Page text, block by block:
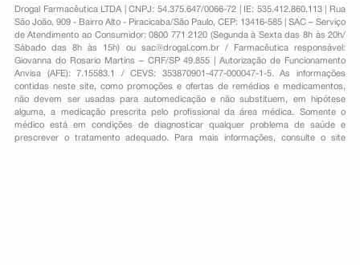
Drogal Farmacêutica LTDA | CNPJ: 54.375.647/0066-72 | IE: 535.412.860.113 | Rua
São João, 909 - Bairro Alto - Piracicaba/São Paulo, CEP: 13416-585 | SAC – Serviço
de Atendimento ao Consumidor: 0800 771 2120 (Segunda à Sexta das 8h às 20h/
Sábado das 8h às 15h) ou sac@drogal.com.br/ Farmacêutica responsável:
Giovanna do Rosario Martins – CRF/SP 49.855 | Autorização de Funcionamento
Anvisa (AFE): 7.15583.1 / CEVS: 353870901-477-000047-1-5. As informações
contidas neste site, como promoções e ofertas de remédios e medicamentos,
não devem ser usadas para automedicação e não substituem, em hipótese
alguma, a medicação prescrita pelo profissional da área médica. Somente o
médico está em condições de diagnosticar qualquer problema de saúde e
prescrever o tratamento adequado. Para mais informações, consulte o site